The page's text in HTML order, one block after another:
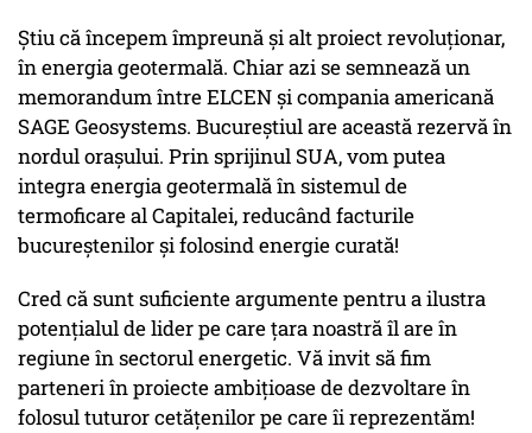
Știu că începem împreună și alt proiect revoluționar,
în energia geotermală. Chiar azi se semnează un
memorandum între ELCEN și compania americană
SAGE Geosystems. Bucureștiul are această rezervă în
nordul orașului. Prin sprijinul SUA, vom putea
integra energia geotermală în sistemul de
termoficare al Capitalei, reducând facturile
bucureștenilor și folosind energie curată!
Cred că sunt suficiente argumente pentru a ilustra
potențialul de lider pe care țara noastră îl are în
regiune în sectorul energetic. Vă invit să fim
parteneri în proiecte ambițioase de dezvoltare în
folosul tuturor cetățenilor pe care îi reprezentăm!